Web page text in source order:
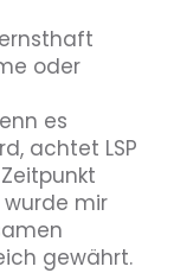
bietet
Office
oder
es
achtet LSP
mir
gewährt.